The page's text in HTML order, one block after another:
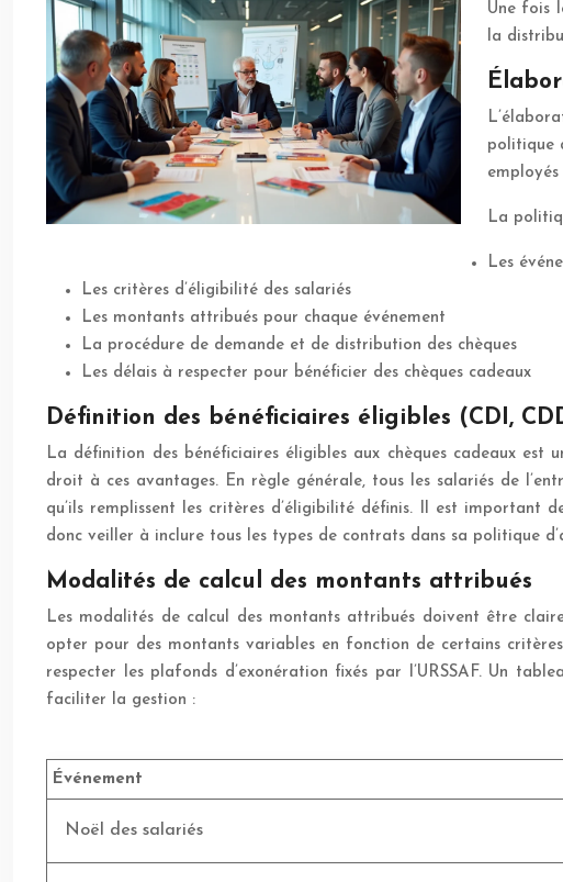
Une fois
la
politique
La
Les
Les critères d’éligibilité des salariés
Les montants attribués pour chaque événement
La procédure de demande et de distribution des chèques
Les délais à respecter pour bénéficier des chèques cadeaux
Définition des bénéficiaires éligibles (CDI,
La définition des bénéficiaires éligibles aux chèques cadeaux
droit à ces avantages. En règle générale, tous les salariés de
qu’ils remplissent les critères d’éligibilité définis. Il est
donc veiller à inclure tous les types de contrats dans sa politique
Modalités de calcul des montants attribués
Les modalités de calcul des montants attribués doivent être
opter pour des montants variables en fonction de certains
respecter les plafonds d’exonération fixés par l’URSSAF. Un
faciliter la gestion :
Événement
Noël des salariés